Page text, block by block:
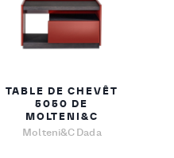
TABLE DE CHEVÊT
5050 DE
MOLTENI&C
Molteni&C Dada